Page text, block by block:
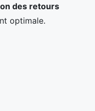
des retours
optimale.